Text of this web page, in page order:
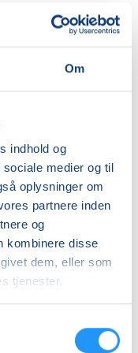
Om
indhold og
medier og til
oplysninger om
partnere inden
og
kombinere disse
dem, eller som
tjenester.
forskellige tempi,
idé at tænke lidt
udfordringer og
kan det være
aldersrammen.
for at tage
et barn og det er